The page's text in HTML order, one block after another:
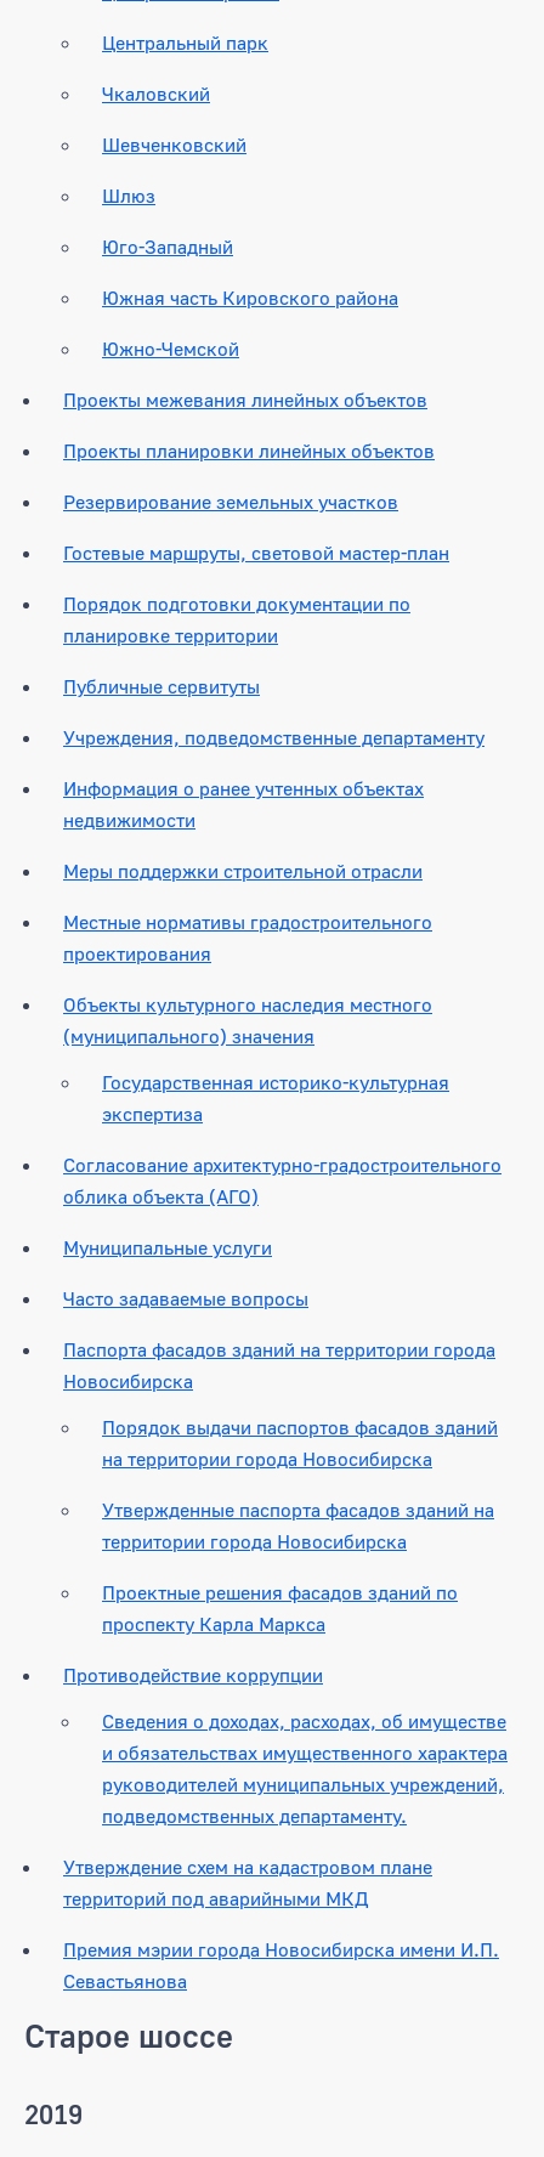
Центральный парк
Чкаловский
Шевченковский
Шлюз
Юго-Западный
Южная часть Кировского района
Южно-Чемской
Проекты межевания линейных объектов
Проекты планировки линейных объектов
Резервирование земельных участков
Гостевые маршруты, световой мастер-план
Порядок подготовки документации по
планировке территории
Публичные сервитуты
Учреждения, подведомственные департаменту
Информация о ранее учтенных объектах
недвижимости
Меры поддержки строительной отрасли
Местные нормативы градостроительного
проектирования
Объекты культурного наследия местного
(муниципального) значения
Государственная историко-культурная
экспертиза
Согласование архитектурно-градостроительного
облика объекта (АГО)
Муниципальные услуги
Часто задаваемые вопросы
Паспорта фасадов зданий на территории города
Новосибирска
Порядок выдачи паспортов фасадов зданий
на территории города Новосибирска
Утвержденные паспорта фасадов зданий на
территории города Новосибирска
Проектные решения фасадов зданий по
проспекту Карла Маркса
Противодействие коррупции
Сведения о доходах, расходах, об имуществе
и обязательствах имущественного характера
руководителей муниципальных учреждений,
подведомственных департаменту.
Утверждение схем на кадастровом плане
территорий под аварийными МКД
Премия мэрии города Новосибирска имени И.П.
Севастьянова
Старое шоссе
2019